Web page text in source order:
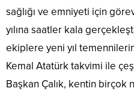
sağlığı ve emniyeti için
yılına saatler kala
ekiplere yeni yıl
Kemal Atatürk takvimi ile
Başkan Çalık, kentin birçok